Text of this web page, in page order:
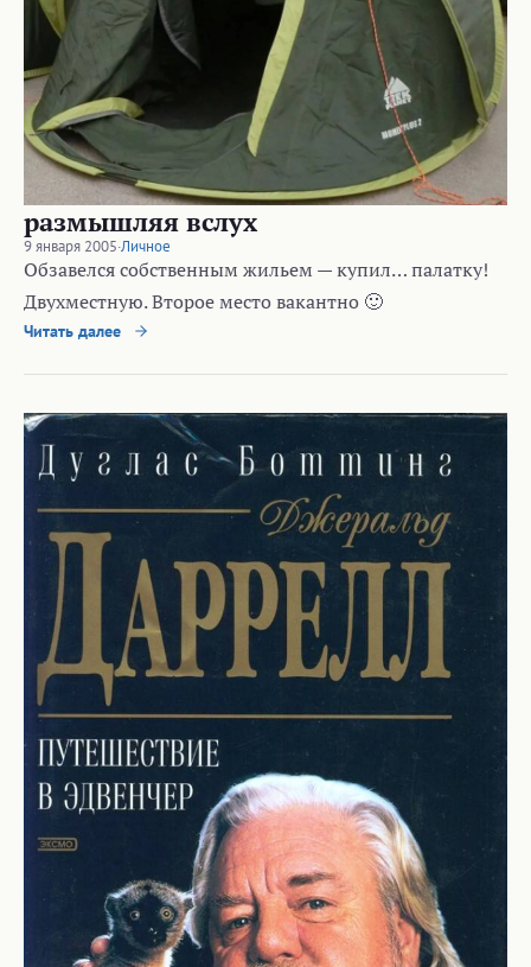
размышляя вслух
9 января 2005·Личное
Обзавелся собственным жильем — купил… палатку!
Двухместную. Второе место вакантно 🙂
Читать далее